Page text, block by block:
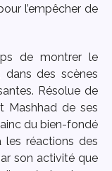
l’empêcher de
de montrer le
dans des scènes
Résolue de
Mashhad de ses
du bien-fondé
réactions des
son activité que